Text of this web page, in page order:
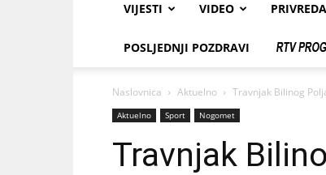
VIJESTI VIDEO PRIVREDA
POSLJEDNJI POZDRAVI
Naslovnica Aktuelno Travnjak Bilinog
Aktuelno Sport Nogomet
Travnjak